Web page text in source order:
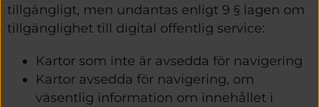
tillgängligt, men undantas enligt 9 § lagen om
tillgänglighet till digital offentlig service:
Kartor som inte är avsedda för navigering
Kartor avsedda för navigering, om
väsentlig information om innehållet i